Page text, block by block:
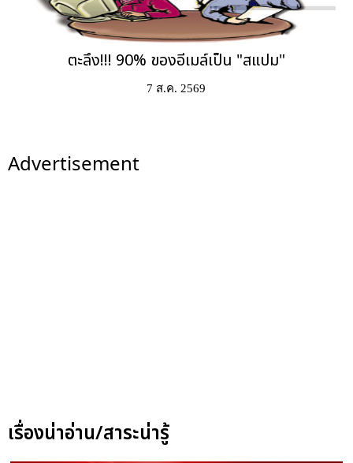
ตะลึง!!! 90% ของอีเมล์เป็น "สแปม"
7 ส.ค. 2569
Advertisement
เรื่องน่าอ่าน/สาระน่ารู้